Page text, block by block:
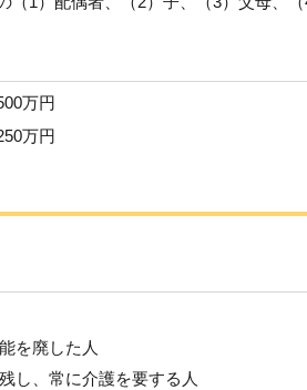
万円
万円
を廃した人
し、常に介護を要する人